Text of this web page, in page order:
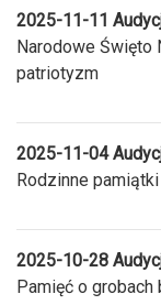
2025-11-11
Narodowe Święto
patriotyzm
2025-11-04
Rodzinne pamiątki
2025-10-28
Pamięć o grobach